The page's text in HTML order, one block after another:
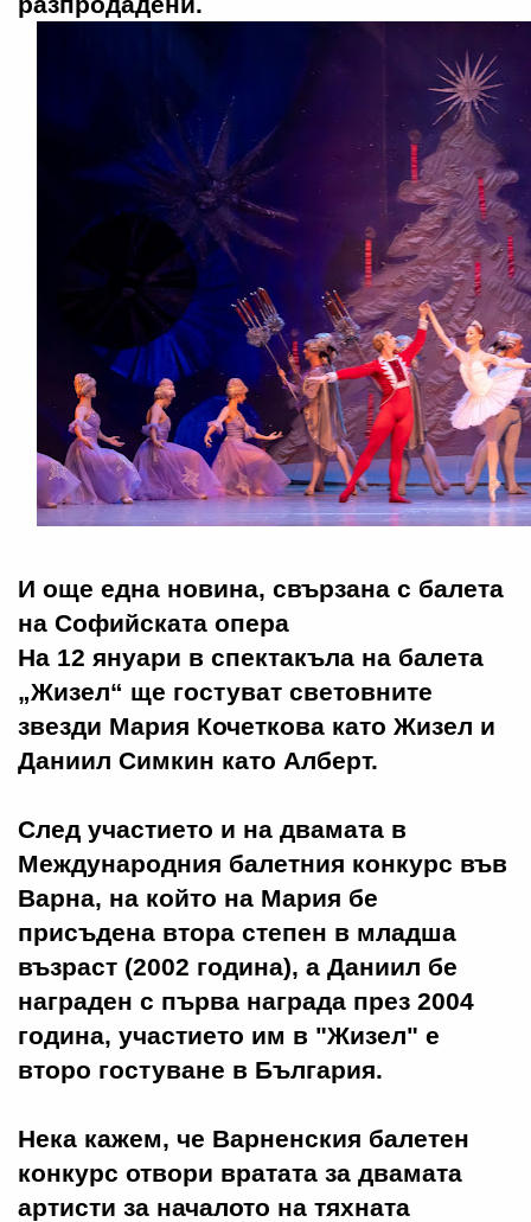
И още една новина, свързана с балета
на Софийската опера
На 12 януари в спектакъла на балета
„Жизел“ ще гостуват световните
звезди Мария Кочеткова като Жизел и
Даниил Симкин като Алберт.
След участието и на двамата в
Международния балетния конкурс във
Варна, на който на Мария бе
присъдена втора степен в младша
възраст (2002 година), а Даниил бе
награден с първа награда през 2004
година, участието им в "Жизел" е
второ гостуване в България.
Нека кажем, че Варненския балетен
конкурс отвори вратата за двамата
артисти за началото на тяхната